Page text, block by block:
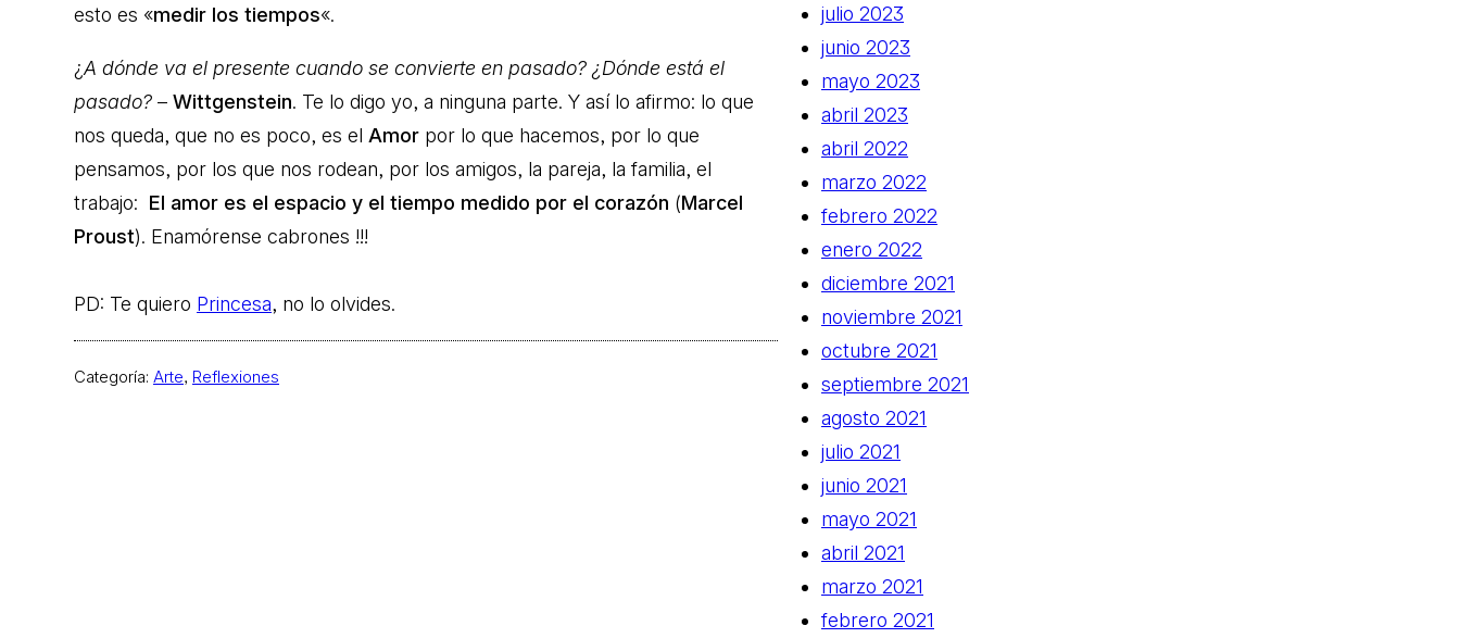
esto es «medir los tiempos«.
¿A dónde va el presente cuando se convierte en pasado? ¿Dónde está el
pasado? – Wittgenstein. Te lo digo yo, a ninguna parte. Y así lo afirmo: lo que
nos queda, que no es poco, es el Amor por lo que hacemos, por lo que
pensamos, por los que nos rodean, por los amigos, la pareja, la familia, el
trabajo: El amor es el espacio y el tiempo medido por el corazón (Marcel
Proust). Enamórense cabrones !!!
PD: Te quiero Princesa, no lo olvides.
Categoría: Arte, Reflexiones
julio 2023
junio 2023
mayo 2023
abril 2023
abril 2022
marzo 2022
febrero 2022
enero 2022
diciembre 2021
noviembre 2021
octubre 2021
septiembre 2021
agosto 2021
julio 2021
junio 2021
mayo 2021
abril 2021
marzo 2021
febrero 2021